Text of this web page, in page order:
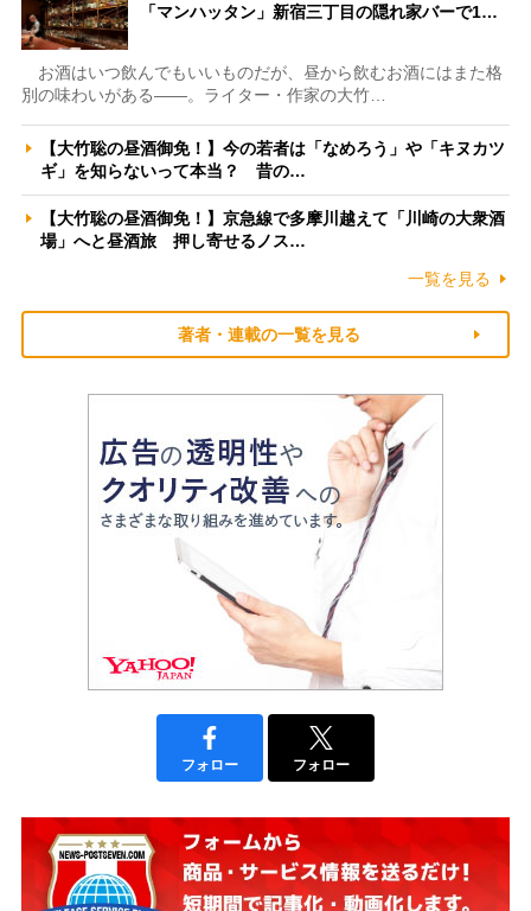
「マンハッタン」新宿三丁目の隠れ家バーで1…
お酒はいつ飲んでもいいものだが、昼から飲むお酒にはまた格
別の味わいがある――。ライター・作家の大竹…
【大竹聡の昼酒御免！】今の若者は「なめろう」や「キヌカツ
ギ」を知らないって本当？ 昔の…
【大竹聡の昼酒御免！】京急線で多摩川越えて「川崎の大衆酒
場」へと昼酒旅 押し寄せるノス…
一覧を見る
著者・連載の一覧を見る
フォロー フォロー